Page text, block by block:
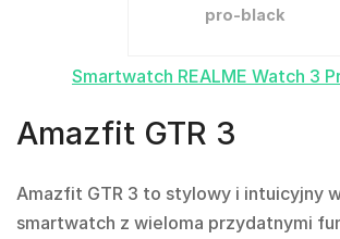
pro-black
Smartwatch REALME Watch 3
Amazfit GTR 3
Amazfit GTR 3 to stylowy i intuicyjny
smartwatch z wieloma przydatnymi